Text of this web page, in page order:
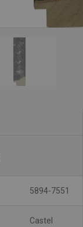
5894-7551
Castel